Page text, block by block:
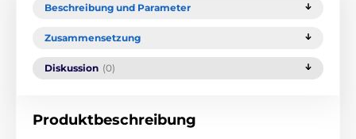
Beschreibung und Parameter
Zusammensetzung
Diskussion (0)
Produktbeschreibung